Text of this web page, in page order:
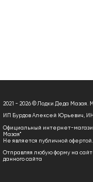
2021 - 2026 © Лодки Деда Мазая.
ИП Бурдов Алексей Юрьевич,
Официальный интернет-
Мазая"
Не является публичной офертой.
Отправляя любую форму на
данного сайта